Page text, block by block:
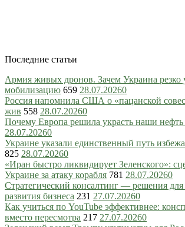
Последние статьи
Армия живых дронов. Зачем Украина резко
мобилизацию 659 28.07.20260
Россия напомнила США о «пацанской
жив 558 28.07.20260
Почему Европа решила украсть наши нефть
28.07.20260
Украине указали единственный путь
825 28.07.20260
«Иран быстро ликвидирует Зеленского»:
Украине за атаку корабля 781 28.07.20260
Стратегический консалтинг — решения
развития бизнеса 231 27.07.20260
Как учиться по YouTube эффективнее:
вместо пересмотра 217 27.07.20260